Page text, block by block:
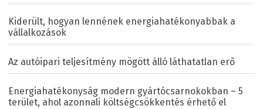
Kiderült, hogyan lennének energiahatékonyabbak a
vállalkozások
Az autóipari teljesítmény mögött álló láthatatlan erő
Energiahatékonyság modern gyártócsarnokokban – 5
terület, ahol azonnali költségcsökkentés érhető el